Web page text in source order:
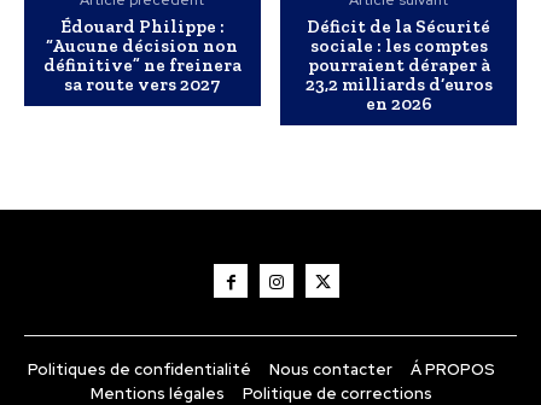
Édouard Philippe :
“Aucune décision non
définitive” ne freinera
sa route vers 2027
Déficit de la Sécurité
sociale : les comptes
pourraient déraper à
23,2 milliards d’euros
en 2026
Politiques de confidentialité Nous contacter
Á PROPOS
Mentions légales
Politique de corrections